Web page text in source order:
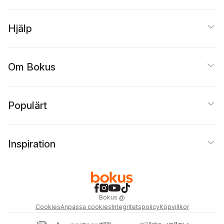
Hjälp
Om Bokus
Populärt
Inspiration
Bokus @
CookiesAnpassa cookiesIntegritetspolicyKöpvillkor